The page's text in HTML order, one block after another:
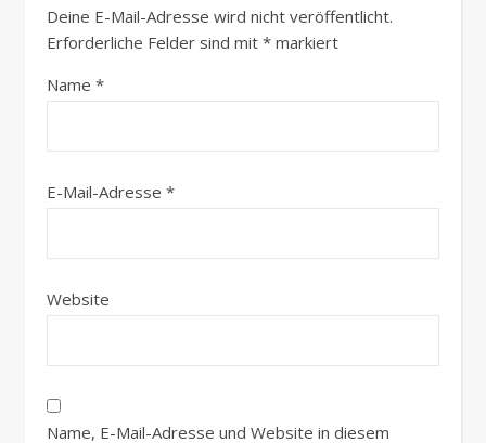
Deine E-Mail-Adresse wird nicht veröffentlicht.
Erforderliche Felder sind mit * markiert
Name *
E-Mail-Adresse *
Website
Name, E-Mail-Adresse und Website in diesem